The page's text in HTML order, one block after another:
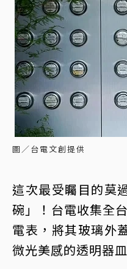
圖／台電文創提供
這次最受矚目的莫
碗」！台電收集全
電表，將其玻璃外
微光美感的透明器皿